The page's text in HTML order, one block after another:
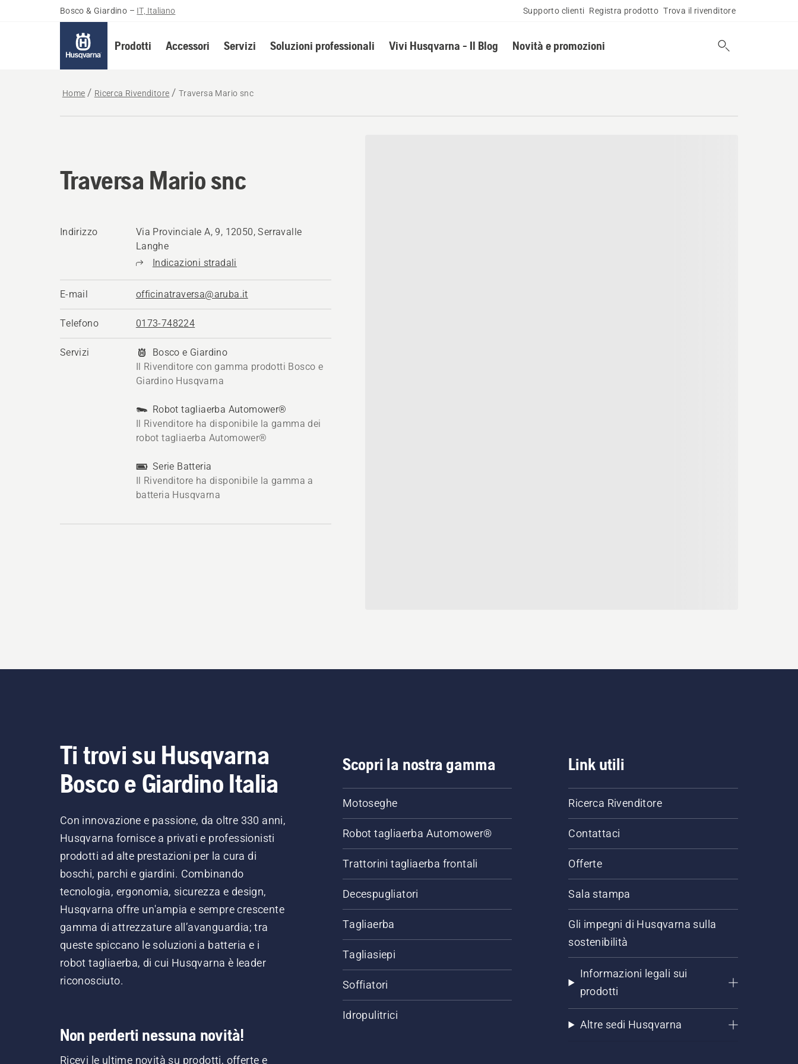
Bosco & Giardino – IT, Italiano Supporto clienti Registra prodotto Trova il rivenditore
Prodotti Accessori Servizi Soluzioni professionali Vivi Husqvarna - Il Blog Novità e promozioni
Home Ricerca Rivenditore Traversa Mario snc
Traversa Mario snc
Indirizzo
Via Provinciale A, 9, 12050, Serravalle
Langhe
Indicazioni stradali
E-mail officinatraversa@aruba.it
Telefono 0173-748224
Servizi
Bosco e Giardino
Il Rivenditore con gamma prodotti Bosco e
Giardino Husqvarna
Robot tagliaerba Automower®
Il Rivenditore ha disponibile la gamma dei
robot tagliaerba Automower®
Serie Batteria
Il Rivenditore ha disponibile la gamma a
batteria Husqvarna
Ti trovi su Husqvarna
Bosco e Giardino Italia
Con innovazione e passione, da oltre 330 anni,
Husqvarna fornisce a privati e professionisti
prodotti ad alte prestazioni per la cura di
boschi, parchi e giardini. Combinando
tecnologia, ergonomia, sicurezza e design,
Husqvarna offre un'ampia e sempre crescente
gamma di attrezzature all’avanguardia; tra
queste spiccano le soluzioni a batteria e i
robot tagliaerba, di cui Husqvarna è leader
riconosciuto.
Non perderti nessuna novità!
Ricevi le ultime novità su prodotti, offerte e
Scopri la nostra gamma
Motoseghe
Robot tagliaerba Automower®
Trattorini tagliaerba frontali
Decespugliatori
Tagliaerba
Tagliasiepi
Soffiatori
Idropulitrici
Link utili
Ricerca Rivenditore
Contattaci
Offerte
Sala stampa
Gli impegni di Husqvarna sulla
sostenibilità
Informazioni legali sui
prodotti
Altre sedi Husqvarna